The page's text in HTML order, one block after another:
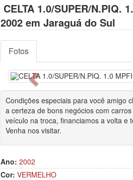
CELTA 1.0/SUPER/N.PIQ.
2002 em Jaraguá do Sul
Fotos
Anterior
Condições especiais para você amigo
a certeza de bons negócios com
veículo na troca, financiamos a volta e
Venha nos visitar.
Ano: 2002
Cor: VERMELHO